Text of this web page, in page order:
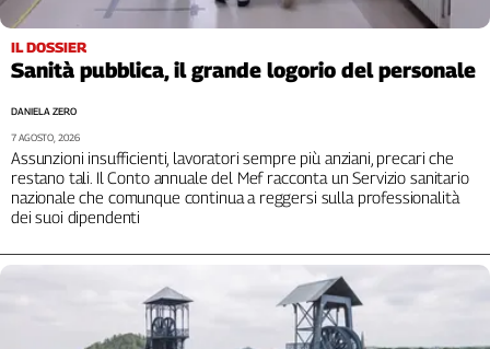
IL DOSSIER
Sanità pubblica, il grande logorio del personale
Assunzioni insufficienti, lavoratori sempre più anziani, precari che
restano tali. Il Conto annuale del Mef racconta un Servizio sanitario
nazionale che comunque continua a reggersi sulla professionalità
dei suoi dipendenti
DANIELA ZERO
7 AGOSTO, 2026